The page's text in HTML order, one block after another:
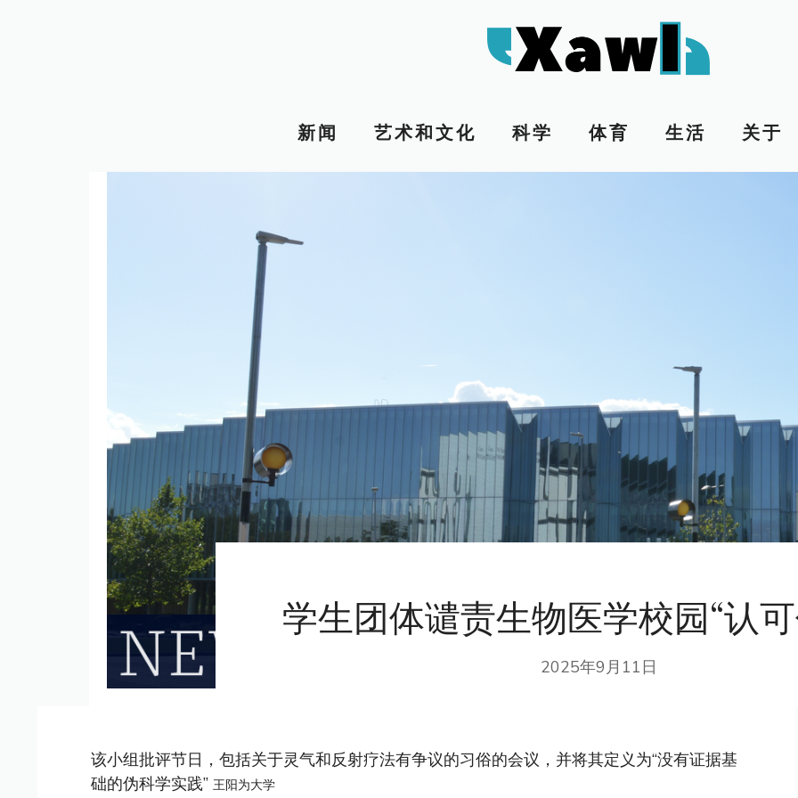
新闻 艺术和文化 科学 体育 生活 关于
学生团体谴责生物医学校园“认
2025年9月11日
该小组批评节日，包括关于灵气和反射疗法有争议的习俗的会议，并将其定义为“没有证据基
础的伪科学实践” 王阳为大学